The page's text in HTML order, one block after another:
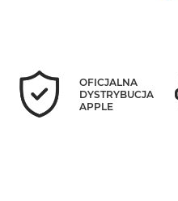
OFICJALNA
DYSTRYBUCJA
APPLE